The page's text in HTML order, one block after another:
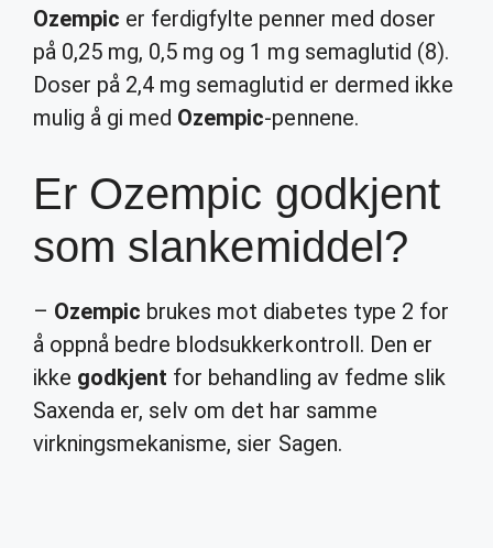
Ozempic er ferdigfylte penner med doser
på 0,25 mg, 0,5 mg og 1 mg semaglutid (8).
Doser på 2,4 mg semaglutid er dermed ikke
mulig å gi med Ozempic-pennene.
Er Ozempic godkjent
som slankemiddel?
– Ozempic brukes mot diabetes type 2 for
å oppnå bedre blodsukkerkontroll. Den er
ikke godkjent for behandling av fedme slik
Saxenda er, selv om det har samme
virkningsmekanisme, sier Sagen.